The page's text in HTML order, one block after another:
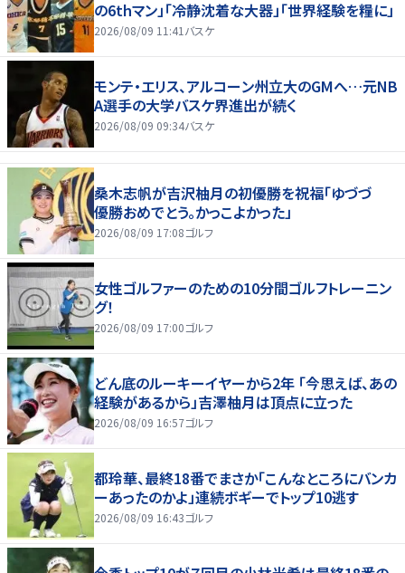
の6thマン」「冷静沈着な大器」「世界経験を糧に」
2026/08/09 11:41 バスケ
モンテ・エリス、アルコーン州立大のGMへ…元NB
A選手の大学バスケ界進出が続く
2026/08/09 09:34バスケ
桑木志帆が吉沢柚月の初優勝を祝福「ゆづづ
優勝おめでとう。かっこよかった」
2026/08/09 17:08ゴルフ
女性ゴルファーのための10分間ゴルフトレーニン
グ！
2026/08/09 17:00ゴルフ
どん底のルーキーイヤーから2年 「今思えば、あの
経験があるから」吉澤柚月は頂点に立った
2026/08/09 16:57ゴルフ
都玲華、最終18番でまさか「こんなところにバンカ
ーあったのかよ」連続ボギーでトップ10逃す
2026/08/09 16:43ゴルフ